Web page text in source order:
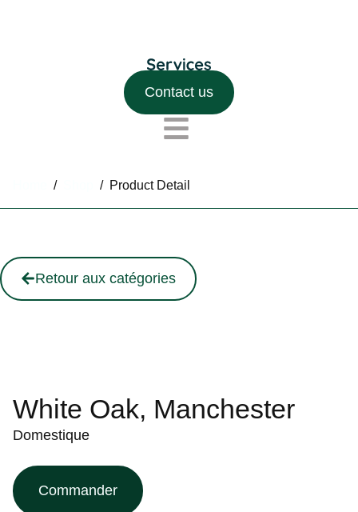
Contact us
/ / Product Detail
Retour aux catégories
White Oak, Manchester
Domestique
Commander